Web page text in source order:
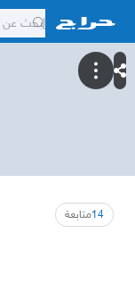
14متابعة